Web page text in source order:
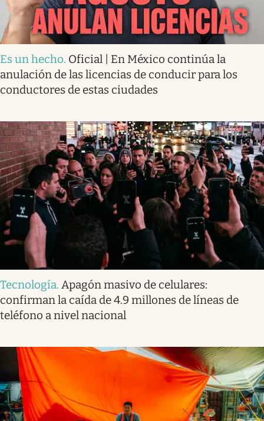
Es un hecho. Oficial | En México continúa la
anulación de las licencias de conducir para los
conductores de estas ciudades
Tecnología. Apagón masivo de celulares:
confirman la caída de 4.9 millones de líneas de
teléfono a nivel nacional